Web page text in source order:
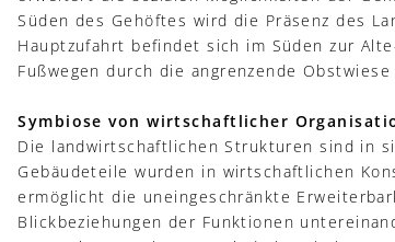
Süden des Gehöftes wird die Präsenz des
Hauptzufahrt befindet sich im Süden zur
Fußwegen durch die angrenzende
Symbiose von wirtschaftlicher
Die landwirtschaftlichen Strukturen sind in
Gebäudeteile wurden in wirtschaftlichen
ermöglicht die uneingeschränkte
Blickbeziehungen der Funktionen